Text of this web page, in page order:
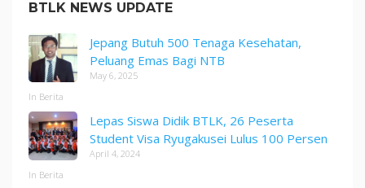
BTLK NEWS UPDATE
Jepang Butuh 500 Tenaga Kesehatan,
Peluang Emas Bagi NTB
May 6, 2025
In Berita
Lepas Siswa Didik BTLK, 26 Peserta
Student Visa Ryugakusei Lulus 100 Persen
April 4, 2024
In Berita